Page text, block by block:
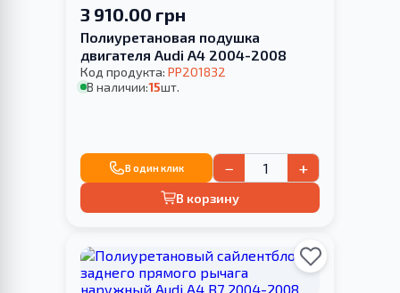
3 910.00 грн
Полиуретановая подушка
двигателя Audi A4 2004-2008
Код продукта: PP201832
В наличии:15шт.
В один клик − +
В корзину